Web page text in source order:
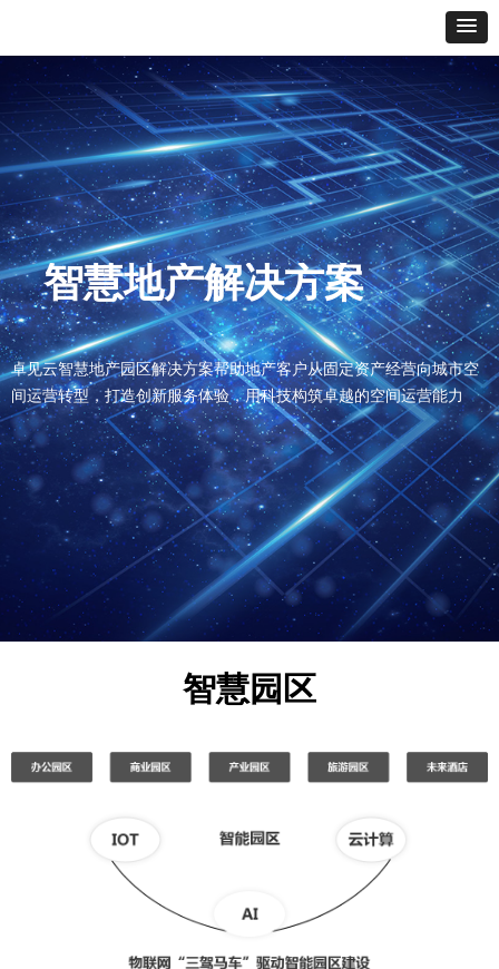
智慧地产解决方案
卓见云智慧地产园区解决方案帮助地产客户从固定资产经营向城市空
间运营转型，打造创新服务体验，用科技构筑卓越的空间运营能力
智慧园区